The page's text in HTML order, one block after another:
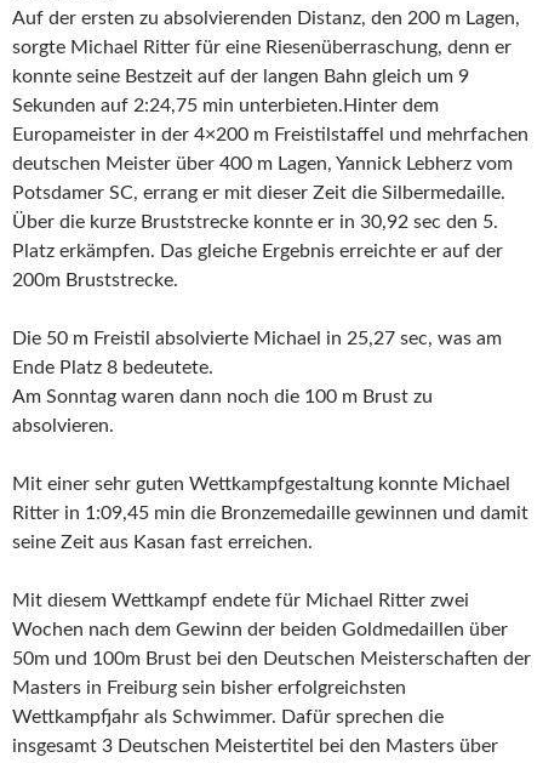
Auf der ersten zu absolvierenden Distanz, den 200 m Lagen,
sorgte Michael Ritter für eine Riesenüberraschung, denn er
konnte seine Bestzeit auf der langen Bahn gleich um 9
Sekunden auf 2:24,75 min unterbieten.Hinter dem
Europameister in der 4×200 m Freistilstaffel und mehrfachen
deutschen Meister über 400 m Lagen, Yannick Lebherz vom
Potsdamer SC, errang er mit dieser Zeit die Silbermedaille.
Über die kurze Bruststrecke konnte er in 30,92 sec den 5.
Platz erkämpfen. Das gleiche Ergebnis erreichte er auf der
200m Bruststrecke.
Die 50 m Freistil absolvierte Michael in 25,27 sec, was am
Ende Platz 8 bedeutete.
Am Sonntag waren dann noch die 100 m Brust zu
absolvieren.
Mit einer sehr guten Wettkampfgestaltung konnte Michael
Ritter in 1:09,45 min die Bronzemedaille gewinnen und damit
seine Zeit aus Kasan fast erreichen.
Mit diesem Wettkampf endete für Michael Ritter zwei
Wochen nach dem Gewinn der beiden Goldmedaillen über
50m und 100m Brust bei den Deutschen Meisterschaften der
Masters in Freiburg sein bisher erfolgreichsten
Wettkampfjahr als Schwimmer. Dafür sprechen die
insgesamt 3 Deutschen Meistertitel bei den Masters über